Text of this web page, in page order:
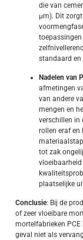
die van
μm). Dit
standaard en
Nadelen van
afmetingen
van andere
mengen en
verschillen in
rollen eraf en
tot zak
plaatselijke
Conclusie: Bij de
of zeer vloeibare
mortelfabrieken
geval niet als